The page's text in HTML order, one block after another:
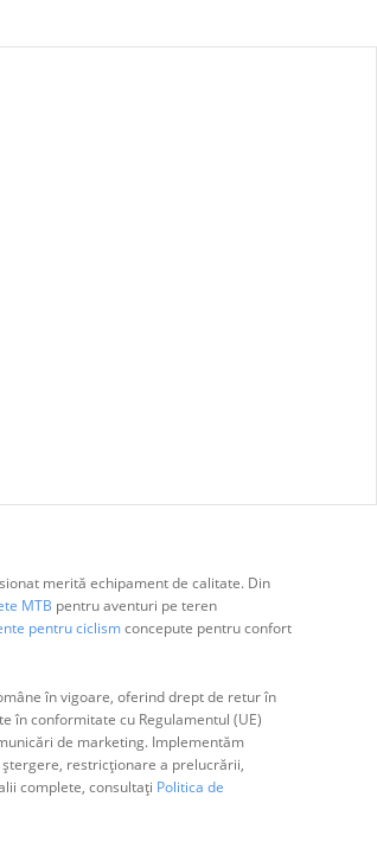
merită echipament de calitate. Din
MTB pentru aventuri pe teren
pentru ciclismconcepute pentru confort
în vigoare, oferind drept de retur în
în conformitate cu Regulamentul (UE)
de marketing. Implementăm
restricționare a prelucrării,
complete, consultați Politica de